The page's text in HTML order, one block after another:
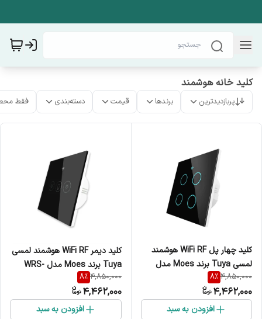
کلید خانه هوشمند
پربازدیدترین برندها قیمت دسته‌بندی فقط
کلید چهار پل WiFi RF هوشمند
لمسی Tuya برند Moes مدل
WRS-EU4
4,850,000
8%
4,462,000
افزودن به سبد
کلید دیمر WiFi RF هوشمند لمسی
Tuya برند Moes مدل WRS-
EUD
4,850,000
8%
4,462,000
افزودن به سبد